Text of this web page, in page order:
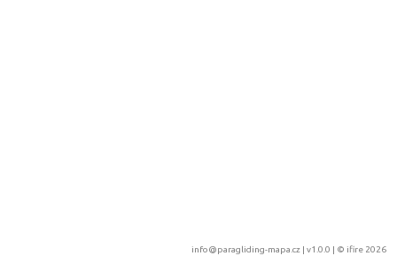
info@paragliding-mapa.cz | v1.0.0 | © ifire 2026